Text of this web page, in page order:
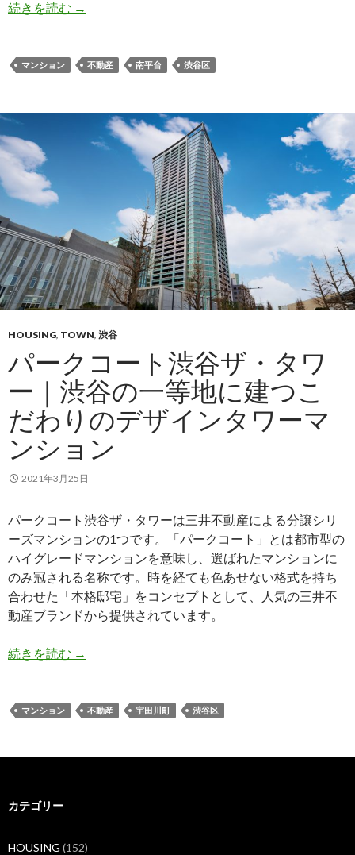
続きを読む グランツオーベル南平台｜緑に囲まれ、凛とし
→
マンション 不動産 南平台 渋谷区
HOUSING, TOWN, 渋谷
パークコート渋谷ザ・タワ
ー｜渋谷の一等地に建つこ
だわりのデザインタワーマ
ンション
2021年3月25日
パークコート渋谷ザ・タワーは三井不動産による分譲シリ
ーズマンションの1つです。「パークコート」とは都市型の
ハイグレードマンションを意味し、選ばれたマンションに
のみ冠される名称です。時を経ても色あせない格式を持ち
合わせた「本格邸宅」をコンセプトとして、人気の三井不
動産ブランドから提供されています。
続きを読む パークコート渋谷ザ・タワー｜渋谷の一等地に
→
マンション 不動産 宇田川町 渋谷区
カテゴリー
HOUSING (152)